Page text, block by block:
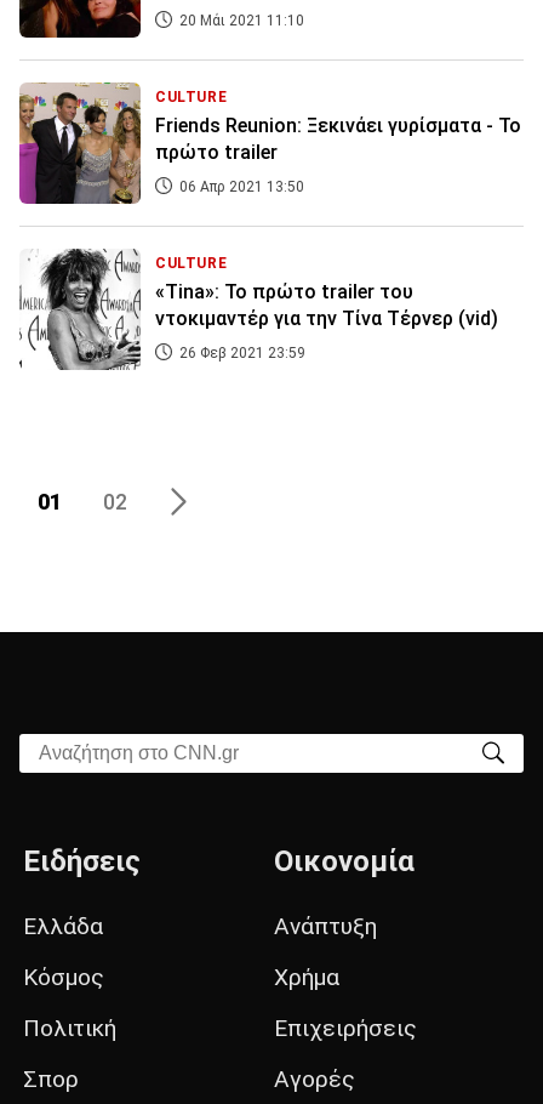
20 Μάι 2021 11:10
CULTURE
Friends Reunion: Ξεκινάει γυρίσματα - Το
πρώτο trailer
06 Απρ 2021 13:50
CULTURE
«Tina»: Το πρώτο trailer του
ντοκιμαντέρ για την Τίνα Τέρνερ (vid)
26 Φεβ 2021 23:59
01 02
Αναζήτηση στο CNN.gr
Ειδήσεις
Ελλάδα
Κόσμος
Πολιτική
Σπορ
Οικονομία
Ανάπτυξη
Χρήμα
Επιχειρήσεις
Αγορές